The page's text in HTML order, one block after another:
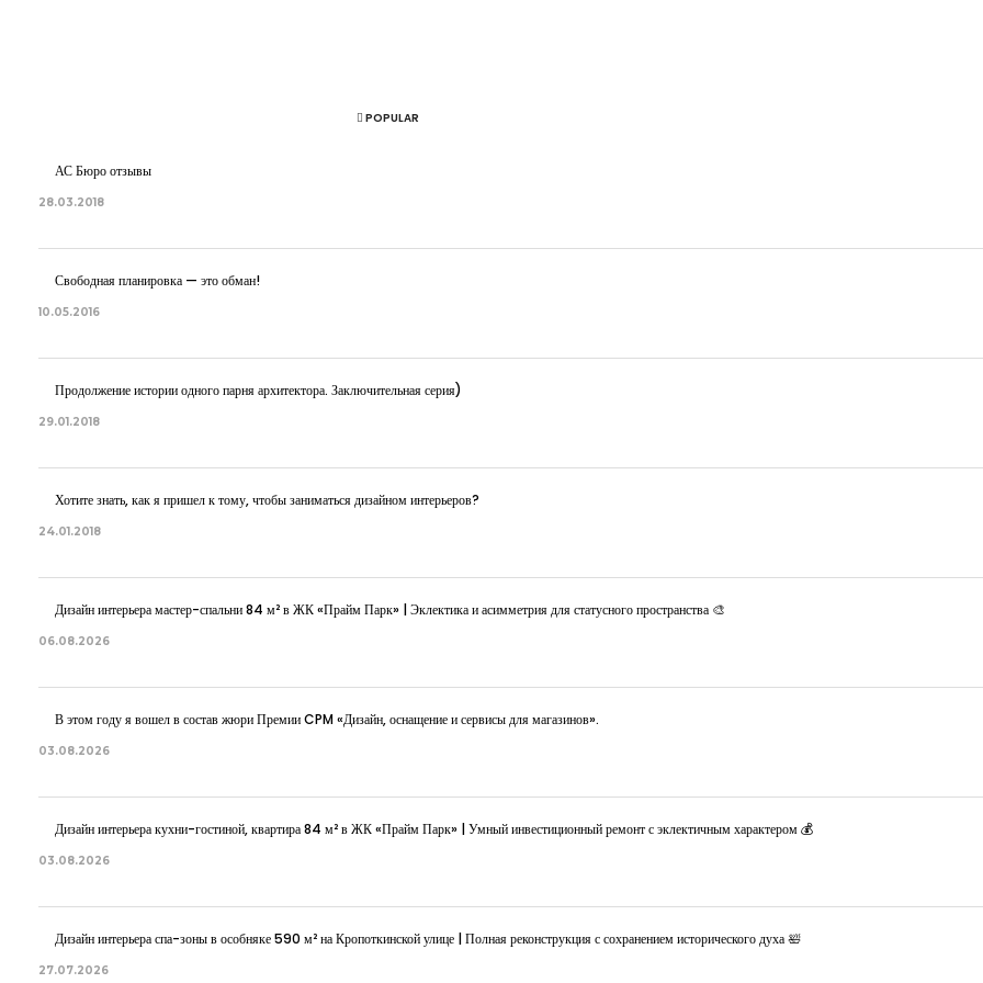
POPULAR
АС Бюро отзывы
28.03.2018
Свободная планировка — это обман!
10.05.2016
Продолжение истории одного парня архитектора. Заключительная серия)
29.01.2018
Хотите знать, как я пришел к тому, чтобы заниматься дизайном интерьеров?
24.01.2018
Дизайн интерьера мастер-спальни 84 м² в ЖК «Прайм Парк» | Эклектика и асимметрия для статусного пространства 🎨
06.08.2026
В этом году я вошел в состав жюри Премии CPM «Дизайн, оснащение и сервисы для магазинов».
03.08.2026
Дизайн интерьера кухни-гостиной, квартира 84 м² в ЖК «Прайм Парк» | Умный инвестиционный ремонт с эклектичным характером 💰
03.08.2026
Дизайн интерьера спа-зоны в особняке 590 м² на Кропоткинской улице | Полная реконструкция с сохранением исторического духа 🛀
27.07.2026